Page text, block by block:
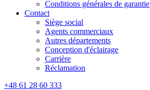
Conditions générales de garantie
Contact
Siège social
Agents commerciaux
Autres départements
Conception d'éclairage
Carrière
Réclamation
+48 61 28 60 333